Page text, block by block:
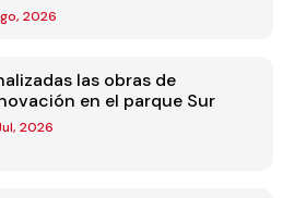
2026
las obras de
en el parque Sur
2026